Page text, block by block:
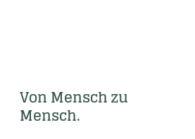
Von Mensch zu
Mensch.